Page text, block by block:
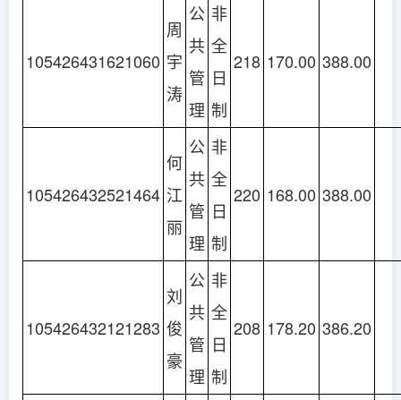
105426431621060
周
宇
涛
公
共
管
理
非
全
日
制
218 170.00 388.00
105426432521464
何
江
丽
公
共
管
理
非
全
日
制
220 168.00 388.00
105426432121283
刘
俊
豪
公
共
管
理
非
全
日
制
208 178.20 386.20